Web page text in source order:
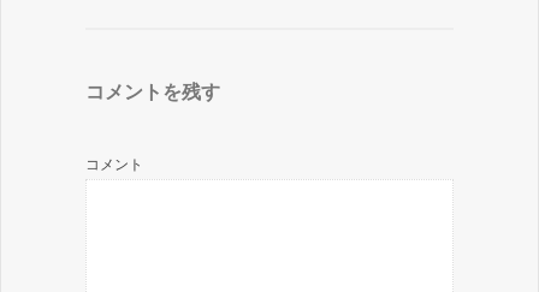
コメントを残す
コメント